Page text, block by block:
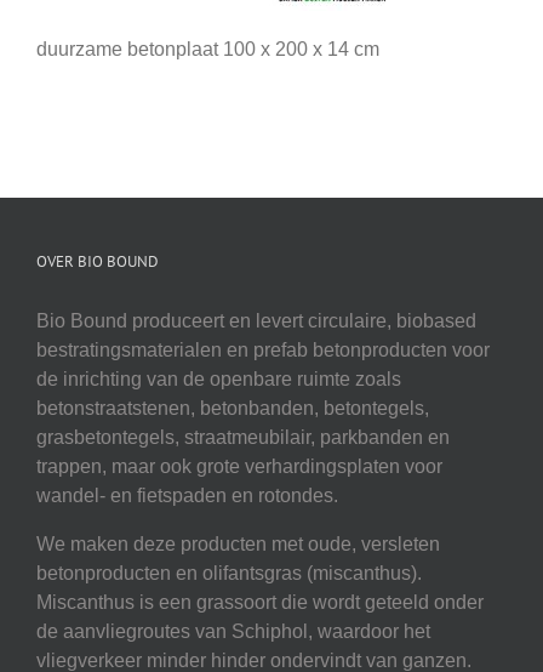
duurzame betonplaat 100 x 200 x 14 cm
OVER BIO BOUND
Bio Bound produceert en levert circulaire, biobased
bestratingsmaterialen en prefab betonproducten voor
de inrichting van de openbare ruimte zoals
betonstraatstenen, betonbanden, betontegels,
grasbetontegels, straatmeubilair, parkbanden en
trappen, maar ook grote verhardingsplaten voor
wandel- en fietspaden en rotondes.
We maken deze producten met oude, versleten
betonproducten en olifantsgras (miscanthus).
Miscanthus is een grassoort die wordt geteeld onder
de aanvliegroutes van Schiphol, waardoor het
vliegverkeer minder hinder ondervindt van ganzen.